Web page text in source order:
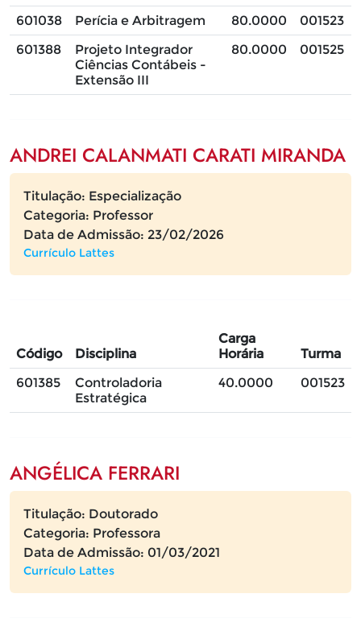
601038 Perícia e Arbitragem 80.0000
001523
601388
Projeto Integrador
Ciências Contábeis -
Extensão III
80.0000 001525
ANDREI CALANMATI CARATI MIRANDA
Titulação: Especialização
Categoria: Professor
Data de Admissão: 23/02/2026
Currículo Lattes
Código Disciplina
Carga
Horária
Turma
601385
Controladoria
Estratégica
40.0000 001523
ANGÉLICA FERRARI
Titulação: Doutorado
Categoria: Professora
Data de Admissão: 01/03/2021
Currículo Lattes